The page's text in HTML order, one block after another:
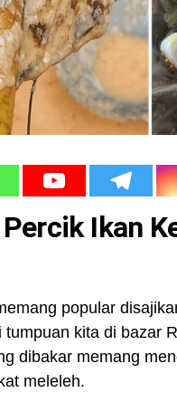
Ikan
popular
kita di bazar
dibakar memang
meleleh.